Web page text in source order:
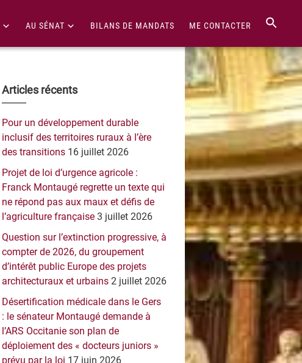
AU SÉNAT BILANS DE MANDATS ME CONTACTER
Barre
latérale
principale
Articles récents
Pour un développement durable
inclusif des territoires ruraux à l’ère
des transitions 16 juillet 2026
Projet de loi d’urgence agricole :
Franck Montaugé regrette un texte qui
ne répond pas aux maux et défis de
l’agriculture française 3 juillet 2026
Question sur l’extinction progressive, à
compter de 2026, du groupement
d’intérêt public Europe des projets
architecturaux et urbains 2 juillet 2026
Désertification médicale dans le Gers
: le sénateur Montaugé demande à
l’ARS Occitanie son plan de
déploiement des « docteurs juniors »
prévu par la loi 17 juin 2026